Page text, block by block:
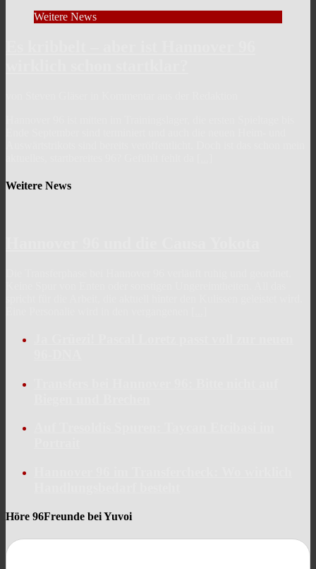
Weitere News
Weitere News
Höre 96Freunde bei Yuvoi